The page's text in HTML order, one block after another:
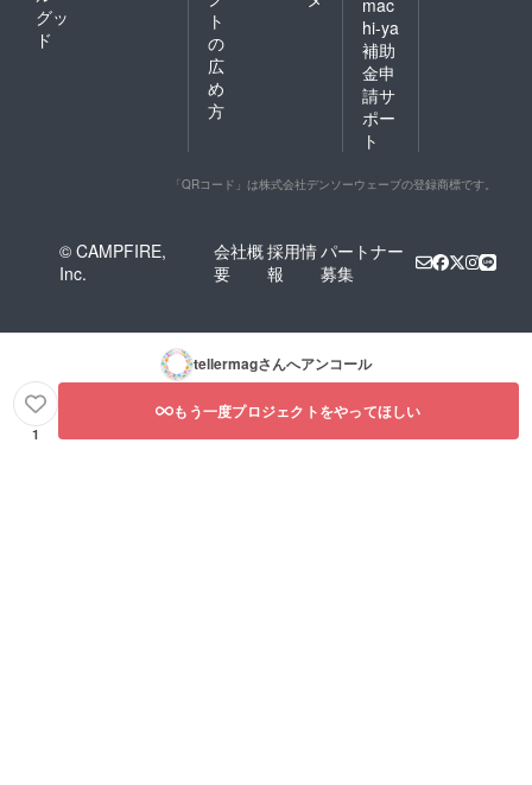
グッ
ド
ト
の
広
め
方
hi-ya
補助
金申
請サ
ポー
ト
「QRコード」は株式会社デンソーウェーブの登録商標です。
© CAMPFIRE,
Inc.
会社概
要
採用情
報
パートナー
募集
tellermagさんへアンコール
1
もう一度プロジェクトをやってほしい